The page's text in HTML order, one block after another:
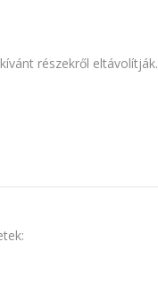
részekről eltávolítják.